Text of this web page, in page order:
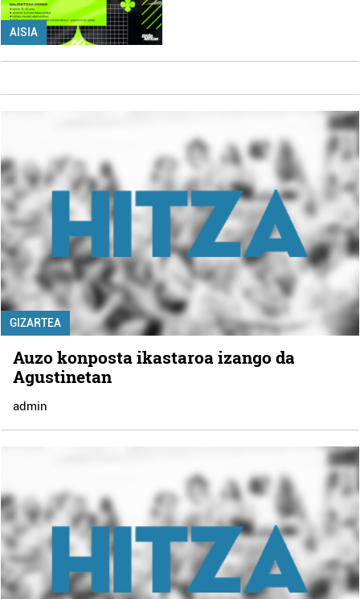
AISIA
GIZARTEA
Auzo konposta ikastaroa izango da
Agustinetan
admin